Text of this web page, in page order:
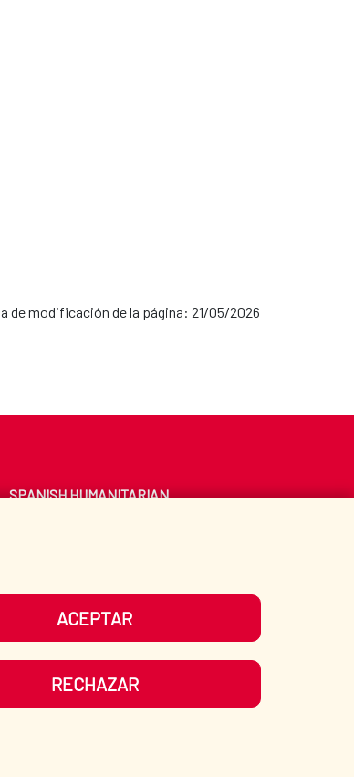
de modificación de la página: 21/05/2026
ACEPTAR
RECHAZAR
SPANISH HUMANITARIAN
MEDIA